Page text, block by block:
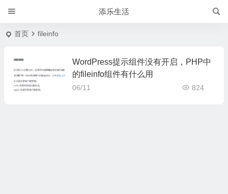
添乐生活
首页 fileinfo
WordPress提示组件没有开启，PHP中
的fileinfo组件有什么用
06/11 824